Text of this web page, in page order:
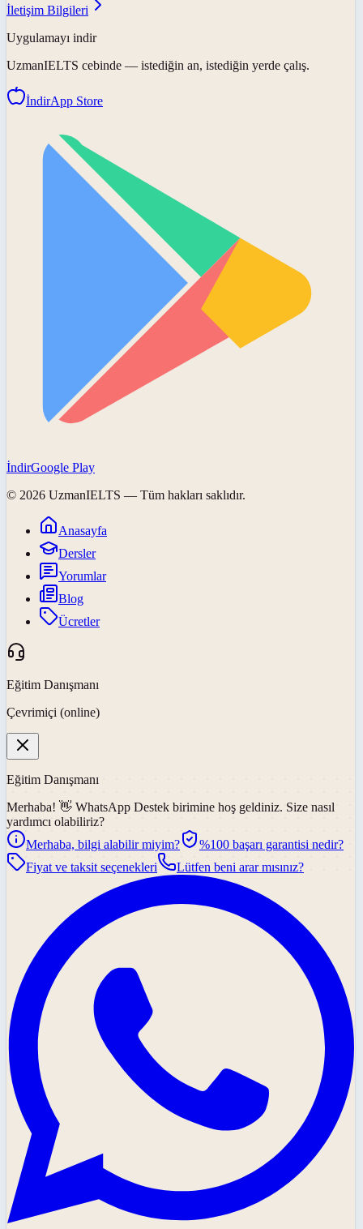
İletişim Bilgileri
Uygulamayı indir
UzmanIELTS cebinde — istediğin an, istediğin yerde çalış.
İndirApp Store
İndirGoogle Play
© 2026 UzmanIELTS — Tüm hakları saklıdır.
Anasayfa
Dersler
Yorumlar
Blog
Ücretler
Eğitim Danışmanı
Çevrimiçi (online)
Eğitim Danışmanı
Merhaba! 👋 WhatsApp Destek birimine hoş geldiniz. Size nasıl
yardımcı olabiliriz?
Merhaba, bilgi alabilir miyim?
%100 başarı garantisi nedir?
Fiyat ve taksit seçenekleri
Lütfen beni arar mısınız?